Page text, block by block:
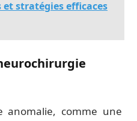
stratégies efficaces
anomalie, comme une